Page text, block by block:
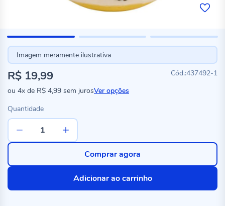
Imagem meramente ilustrativa
437492-1
R$ 19,99
ou 4x de R$ 4,99 sem jurosVer opções
Quantidade
Adicionar ao carrinho
Comprar agora